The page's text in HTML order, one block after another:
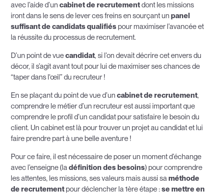
avec l’aide d’uncabinet de recrutementdont les missions
iront dans le sens de lever ces freins en sourçant unpanel
suffisant de candidats qualifiéspour maximiser l’avancée et
la réussite du processus de recrutement.
D’un point de vuecandidat, si l’on devait décrire cet envers du
décor, il s’agit avant tout pour lui de maximiser ses chances de
“taper dans l'œil” du recruteur !
En se plaçant du point de vue d’uncabinet de recrutement,
comprendre le métier d’un recruteur est aussi important que
comprendre le profil d’un candidat pour satisfaire le besoin du
client. Un cabinet est là pour trouver un projet au candidat et lui
faire prendre part à une belle aventure !
Pour ce faire, il est nécessaire de poser un moment d’échange
avec l’enseigne (ladéfinition des besoins) pour comprendre
les attentes, les missions, ses valeurs mais aussi saméthode
de recrutementpour déclencher la 1ère étape :se mettre en